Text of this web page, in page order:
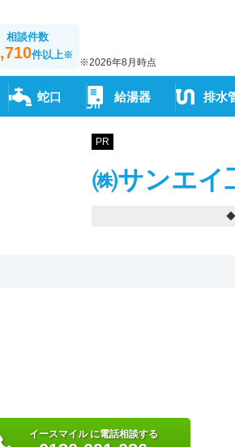
相談件数
件以上※
※2026年8月時点
蛇口 給湯器 排水
PR
㈱サンエイ
◆
イースマイル に電話相談する